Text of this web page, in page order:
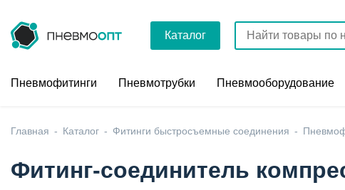
Каталог
Пневмофитинги Пневмотрубки Пневмооборудование
Главная Каталог Фитинги быстросъемные соединения
Фитинг-соединитель